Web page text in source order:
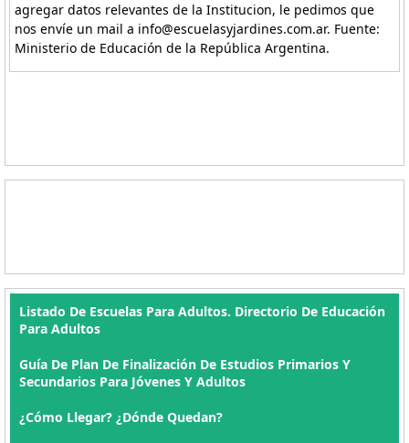
agregar datos relevantes de la Institucion, le pedimos que
nos envíe un mail a info@escuelasyjardines.com.ar. Fuente:
Ministerio de Educación de la República Argentina.
Listado De Escuelas Para Adultos. Directorio De Educación
Para Adultos
Guía De Plan De Finalización De Estudios Primarios Y
Secundarios Para Jóvenes Y Adultos
¿Cómo Llegar? ¿Dónde Quedan?